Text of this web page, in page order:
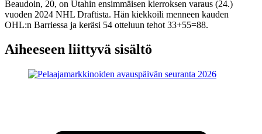
Beaudoin, 20, on Utahin ensimmäisen kierroksen varaus (24.)
vuoden 2024 NHL Draftista. Hän kiekkoili menneen kauden
OHL:n Barriessa ja keräsi 54 otteluun tehot 33+55=88.
Aiheeseen liittyvä sisältö